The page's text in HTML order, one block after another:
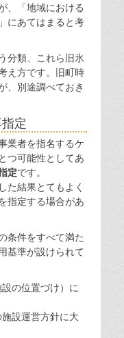
、「地域における
にあてはまると考
分類、これら旧氷
え方です。旧町時
、別途調べておき
定
業者を指名するケ
つ可能性としてあ
定です。
た結果とてもよく
指定する場合があ
条件をすべて満た
基準が設けられて
の位置づけ）に
設運営方針に大